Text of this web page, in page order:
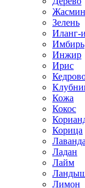
Жасмин
Зелень
Иланг-
Имбирь
Инжир
Ирис
Кожа
Кокос
Корица
Лаванда
Ладан
Лайм
Лимон